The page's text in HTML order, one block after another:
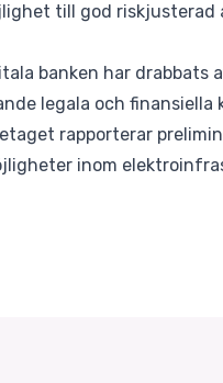
till god riskjusterad
banken har drabbats
legala och
rapporterar
inom